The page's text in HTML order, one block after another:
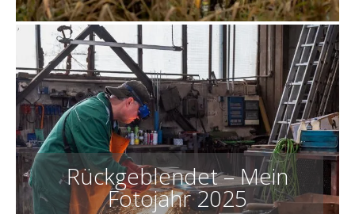
Rückgeblendet – Mein
Fotojahr 2025